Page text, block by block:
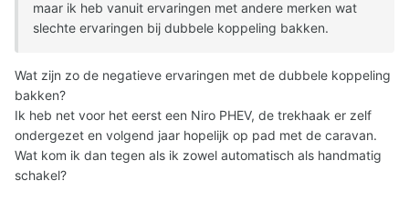
maar ik heb vanuit ervaringen met andere merken wat
slechte ervaringen bij dubbele koppeling bakken.
Wat zijn zo de negatieve ervaringen met de dubbele koppeling
bakken?
Ik heb net voor het eerst een Niro PHEV, de trekhaak er zelf
ondergezet en volgend jaar hopelijk op pad met de caravan.
Wat kom ik dan tegen als ik zowel automatisch als handmatig
schakel?